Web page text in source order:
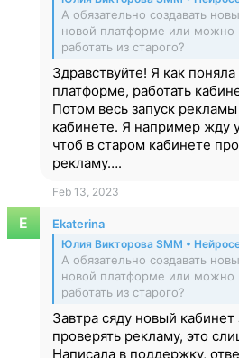
А обязательно создавать
новой платформе или можно
работать из старого?
Здравствуйте! Я как
платформе, работать
Потом весь запуск
кабинете. Я например жду
чтоб в старом кабинете
рекламу….
Feb 13, 2023
Ekaterina
Юлия Викторова SMM •
А обязательно создавать
новой платформе или можно
работать из старого?
Завтра сяду новый кабинет
проверять рекламу, это
Написала в поддержку,